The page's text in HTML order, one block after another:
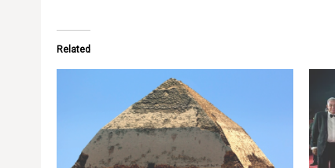
Related